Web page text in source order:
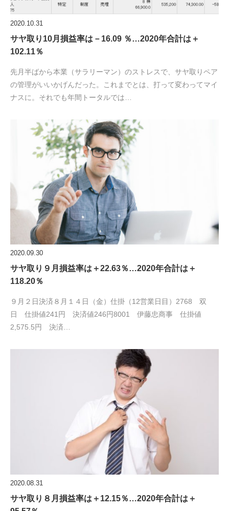
2020.10.31
サヤ取り10月損益率は－16.09 ％…2020年合計は＋
102.11％
先月半ばから本業（サラリーマン）のストレスで、サヤ取りペア
の管理がいいかげんだった。これまでとは、打って変わってマイ
ナスに。それでも年間トータルでは…
2020.09.30
サヤ取り９月損益率は＋22.63％…2020年合計は＋
118.20％
９月２日決済８月１４日（金）仕掛（12営業日目）2768 双
日 仕掛値241円 決済値246円8001 伊藤忠商事 仕掛値
2,575.5円 決済…
2020.08.31
サヤ取り８月損益率は＋12.15％…2020年合計は＋